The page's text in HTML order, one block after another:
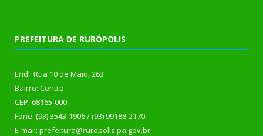
PREFEITURA DE RURÓPOLIS
End.: Rua 10 de Maio, 263
Bairro: Centro
CEP: 68165-000
Fone: (93) 3543-1906 / (93) 99188-2170
E-mail: prefeitura@ruropolis.pa.gov.br